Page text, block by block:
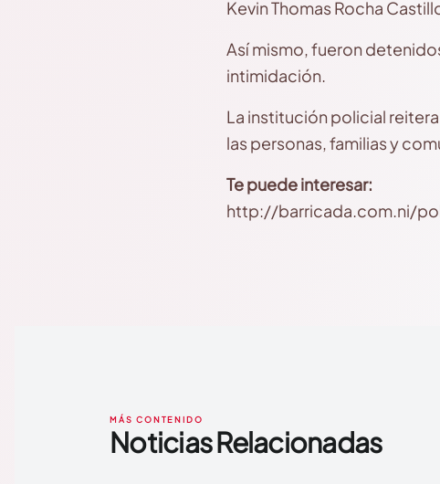
Kevin Thomas Rocha
Así mismo, fueron
intimidación.
La institución policial
las personas, familias y
Te puede interesar:
http://barricada.com.ni/
MÁS CONTENIDO
Noticias Relacionadas